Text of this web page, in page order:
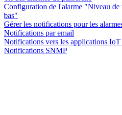
Configuration de l'alarme "Niveau
bas"
Gérer les notifications pour les
Notifications par email
Notifications vers les applications IoT
Notifications SNMP